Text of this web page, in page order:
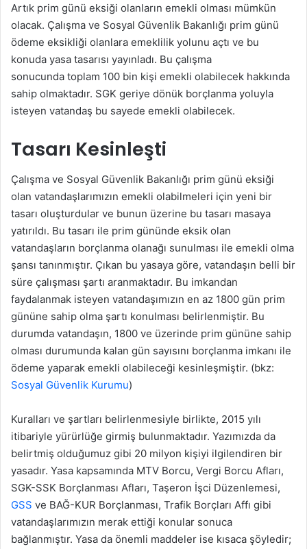
Artık prim günü eksiği olanların emekli olması mümkün
olacak. Çalışma ve Sosyal Güvenlik Bakanlığı prim günü
ödeme eksikliği olanlara emeklilik yolunu açtı ve bu
konuda yasa tasarısı yayınladı. Bu çalışma
sonucunda toplam 100 bin kişi emekli olabilecek hakkında
sahip olmaktadır. SGK geriye dönük borçlanma yoluyla
isteyen vatandaş bu sayede emekli olabilecek.
Tasarı Kesinleşti
Çalışma ve Sosyal Güvenlik Bakanlığı prim günü eksiği
olan vatandaşlarımızın emekli olabilmeleri için yeni bir
tasarı oluşturdular ve bunun üzerine bu tasarı masaya
yatırıldı. Bu tasarı ile prim gününde eksik olan
vatandaşların borçlanma olanağı sunulması ile emekli olma
şansı tanınmıştır. Çıkan bu yasaya göre, vatandaşın belli bir
süre çalışması şartı aranmaktadır. Bu imkandan
faydalanmak isteyen vatandaşımızın en az 1800 gün prim
gününe sahip olma şartı konulması belirlenmiştir. Bu
durumda vatandaşın, 1800 ve üzerinde prim gününe sahip
olması durumunda kalan gün sayısını borçlanma imkanı ile
ödeme yaparak emekli olabileceği kesinleşmiştir. (bkz:
Sosyal Güvenlik Kurumu)
Kuralları ve şartları belirlenmesiyle birlikte, 2015 yılı
itibariyle yürürlüğe girmiş bulunmaktadır. Yazımızda da
belirtmiş olduğumuz gibi 20 milyon kişiyi ilgilendiren bir
yasadır. Yasa kapsamında MTV Borcu, Vergi Borcu Afları,
SGK-SSK Borçlanması Afları, Taşeron İşci Düzenlemesi,
GSS ve BAĞ-KUR Borçlanması, Trafik Borçları Affı gibi
vatandaşlarımızın merak ettiği konular sonuca
bağlanmıştır. Yasa da önemli maddeler ise kısaca şöyledir;